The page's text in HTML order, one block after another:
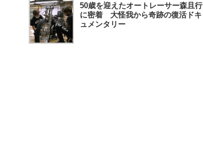
50歳を迎えたオートレーサー森且行
に密着 大怪我から奇跡の復活ドキ
ュメンタリー